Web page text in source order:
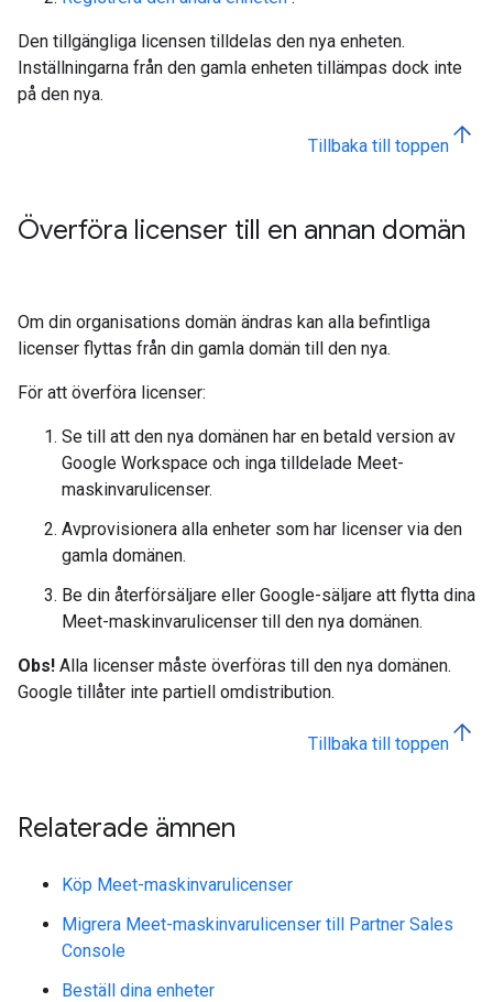
Den tillgängliga licensen tilldelas den nya enheten.
Inställningarna från den gamla enheten tillämpas dock inte
på den nya.
Tillbaka till toppen
Överföra licenser till en annan domän
Om din organisations domän ändras kan alla befintliga
licenser flyttas från din gamla domän till den nya.
För att överföra licenser:
Se till att den nya domänen har en betald version av
Google Workspace och inga tilldelade Meet-
maskinvarulicenser.
Avprovisionera alla enheter som har licenser via den
gamla domänen.
Be din återförsäljare eller Google-säljare att flytta dina
Meet-maskinvarulicenser till den nya domänen.
Obs! Alla licenser måste överföras till den nya domänen.
Google tillåter inte partiell omdistribution.
Tillbaka till toppen
Relaterade ämnen
Köp Meet-maskinvarulicenser
Migrera Meet-maskinvarulicenser till Partner Sales
Console
Beställ dina enheter